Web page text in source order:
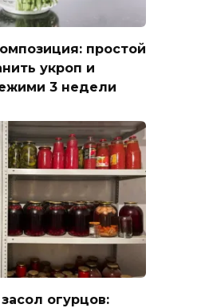
простой
укроп и
3 недели
огурцов: